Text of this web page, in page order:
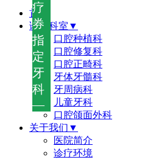
疗
券
指
定
牙
科
—
首页
诊疗科室▼
口腔种植科
口腔修复科
口腔正畸科
牙体牙髓科
牙周病科
儿童牙科
口腔颌面外科
关于我们▼
医院简介
诊疗环境